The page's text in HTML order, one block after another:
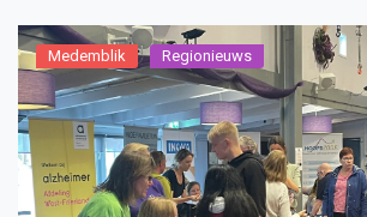
Medemblik Regionieuws